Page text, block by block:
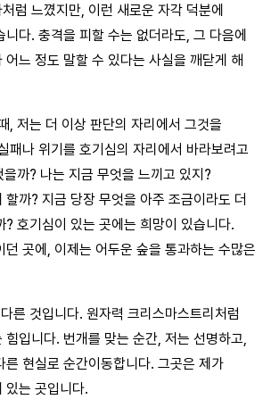
럼 느꼈지만, 이런 새로운 자각 덕분에
니다. 충격을 피할 수는 없더라도, 그 다음에
어느 정도 말할 수 있다는 사실을 깨닫게 해
, 저는 더 이상 판단의 자리에서 그것을
패나 위기를 호기심의 자리에서 바라보려고
까? 나는 지금 무엇을 느끼고 있지?
할까? 지금 당장 무엇을 아주 조금이라도 더
? 호기심이 있는 곳에는 희망이 있습니다.
던 곳에, 이제는 어두운 숲을 통과하는 수많은
른 것입니다. 원자력 크리스마스트리처럼
입니다. 번개를 맞는 순간, 저는 선명하고,
른 현실로 순간이동합니다. 그곳은 제가
있는 곳입니다.